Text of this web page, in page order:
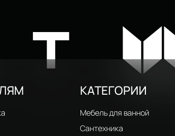
КАТЕГОРИИ
Мебель для ванной
Сантехника